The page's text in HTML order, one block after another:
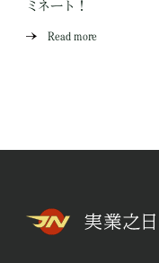
ミネート！
Read more